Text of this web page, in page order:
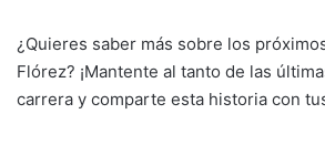
¿Quieres saber más sobre los
Flórez? ¡Mantente al tanto de las
carrera y comparte esta historia con